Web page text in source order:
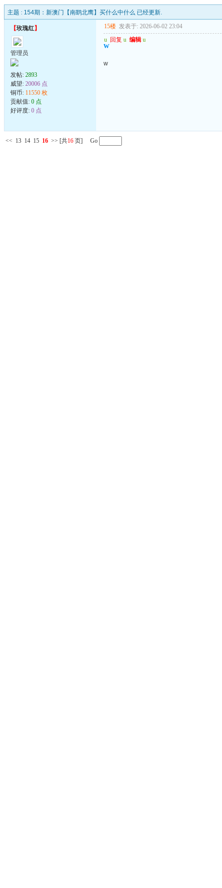
主题 : 154期：新澳门【南鹞北鹰】买什么中什么 已经更新.
【玫瑰红】
管理员
发帖: 2893
威望: 20006 点
铜币: 11550 枚
贡献值: 0 点
好评度: 0 点
15楼 发表于: 2026-06-02 23:04
u 回复 u 编辑 u
w
w
<< 13 14 15 16 >> [共16 页] Go